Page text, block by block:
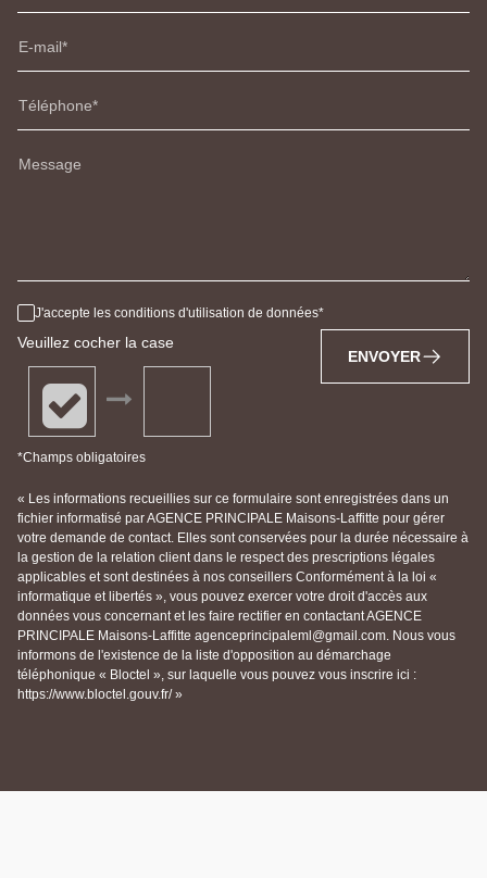
E-mail
Téléphone
Message
J'accepte les conditions d'utilisation de données
Veuillez cocher la case
*Champs obligatoires
ENVOYER
« Les informations recueillies sur ce formulaire sont enregistrées dans un
fichier informatisé par AGENCE PRINCIPALE Maisons-Laffitte pour gérer
votre demande de contact. Elles sont conservées pour la durée nécessaire à
la gestion de la relation client dans le respect des prescriptions légales
applicables et sont destinées à nos conseillers Conformément à la loi «
informatique et libertés », vous pouvez exercer votre droit d'accès aux
données vous concernant et les faire rectifier en contactant AGENCE
PRINCIPALE Maisons-Laffitte agenceprincipaleml@gmail.com. Nous vous
informons de l'existence de la liste d'opposition au démarchage
téléphonique « Bloctel », sur laquelle vous pouvez vous inscrire ici :
https://www.bloctel.gouv.fr/ »